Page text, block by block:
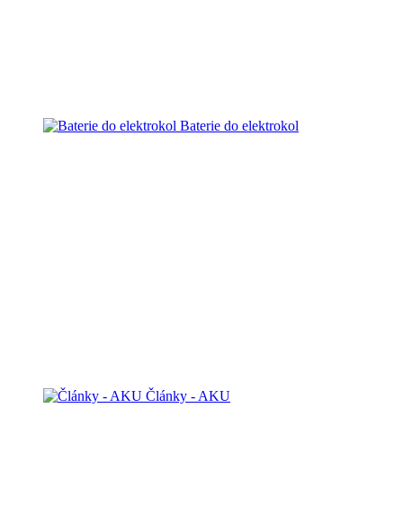
Baterie do elektrokol
Články - AKU